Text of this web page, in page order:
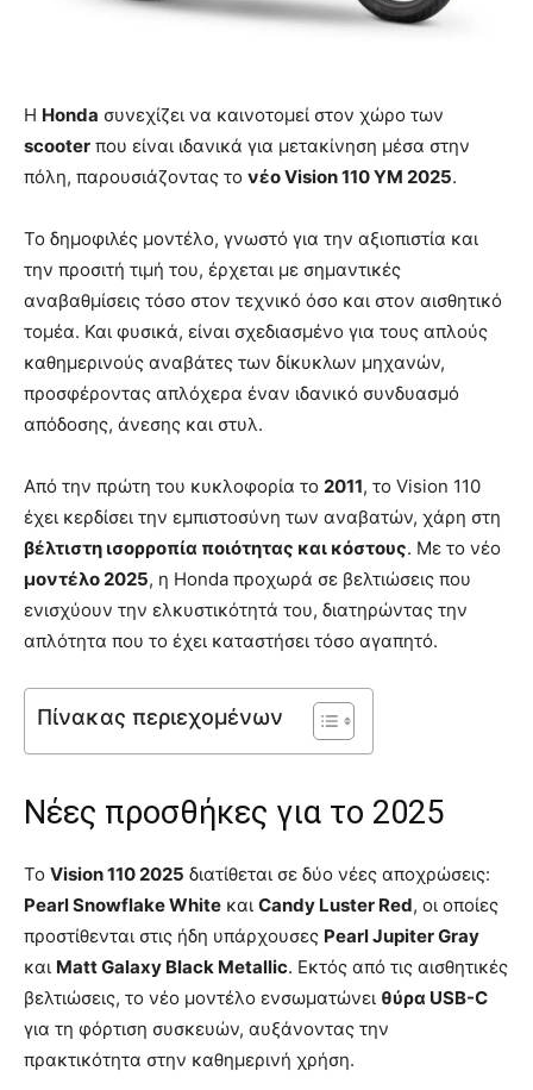
Η Honda συνεχίζει να καινοτομεί στον χώρο των
scooter που είναι ιδανικά για μετακίνηση μέσα στην
πόλη, παρουσιάζοντας το νέο Vision 110 YM 2025.
Το δημοφιλές μοντέλο, γνωστό για την αξιοπιστία και
την προσιτή τιμή του, έρχεται με σημαντικές
αναβαθμίσεις τόσο στον τεχνικό όσο και στον αισθητικό
τομέα. Και φυσικά, είναι σχεδιασμένο για τους απλούς
καθημερινούς αναβάτες των δίκυκλων μηχανών,
προσφέροντας απλόχερα έναν ιδανικό συνδυασμό
απόδοσης, άνεσης και στυλ.
Από την πρώτη του κυκλοφορία το 2011, το Vision 110
έχει κερδίσει την εμπιστοσύνη των αναβατών, χάρη στη
βέλτιστη ισορροπία ποιότητας και κόστους. Με το νέο
μοντέλο 2025, η Honda προχωρά σε βελτιώσεις που
ενισχύουν την ελκυστικότητά του, διατηρώντας την
απλότητα που το έχει καταστήσει τόσο αγαπητό.
Πίνακας περιεχομένων
Νέες προσθήκες για το 2025
Το Vision 110 2025 διατίθεται σε δύο νέες αποχρώσεις:
Pearl Snowflake White και Candy Luster Red, οι οποίες
προστίθενται στις ήδη υπάρχουσες Pearl Jupiter Gray
και Matt Galaxy Black Metallic. Εκτός από τις αισθητικές
βελτιώσεις, το νέο μοντέλο ενσωματώνει θύρα USB-C
για τη φόρτιση συσκευών, αυξάνοντας την
πρακτικότητα στην καθημερινή χρήση.